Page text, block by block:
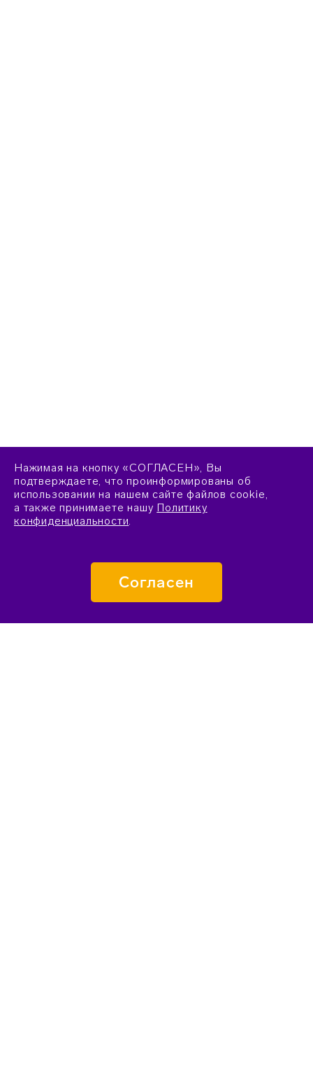
Нажимая на кнопку «СОГЛАСЕН», Вы
подтверждаете, что проинформированы об
использовании на нашем сайте файлов cookie,
а также принимаете нашу Политику
конфиденциальности.
Согласен